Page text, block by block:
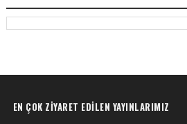
EN ÇOK ZIYARET EDILEN YAYINLARIMIZ